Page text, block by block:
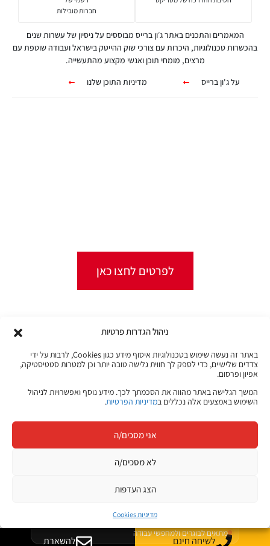
ניהול הגדרות פרטיות
באתר זה נעשה שימוש בטכנולוגיות איסוף מידע כגון Cookies, לרבות על ידי
צדדים שלישיים, כדי לספק לך חווית גלישה טובה יותר וכן למטרות סטטיסטיקה,
אפיון ופרסום.
המשך הגלישה באתר מהווה את הסכמתך לכך. מידע נוסף ואפשרויות לניהול
השימוש באמצעים אלה נכללים במדיניות הפרטיות.
אני מסכים/ה
לא מסכים/ה
הצג העדפות
מדיניות Cookies
חברות מובילות
המאמרים והתכנים באתר ג׳ון ברייס מבוססים על ניסיון של עשרות שנים
בהכשרות טכנולוגיות, היכרות עם צורכי שוק ההייטק בישראל ועבודה שוטפת עם
מרצים, מומחי תוכן ואנשי מקצוע מהתעשייה.
על ג'ון ברייס
מדיניות התוכן שלנו
לפרטים לחצו כאן
קורסים מקוונים
JB Jobs
הצעד הבא שלך
מתחיל כאן
היכנסו ללוח המשרות של ג׳ון ברייס וגלו הזדמנויות חדשות בתחומי
מתאים לבוגרים ולמחפשי עבודה
לשיחה חינם להשארת